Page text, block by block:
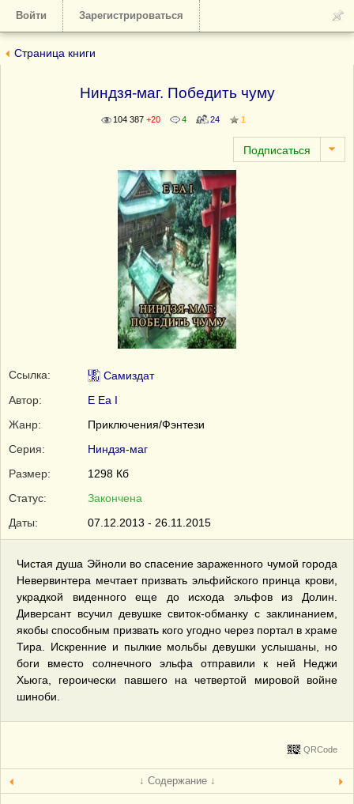
Войти Зарегистрироваться
Страница книги
Ниндзя-маг. Победить чуму
104 387 +20 4 24 1
Ссылка:
Самиздат
Автор:
E Ea I
Жанр:
Приключения/Фэнтези
Серия:
Ниндзя-маг
Размер:
1298 Кб
Статус:
Закончена
Даты:
07.12.2013 - 26.11.2015
Чистая душа Эйноли во спасение зараженного чумой города
Невервинтера мечтает призвать эльфийского принца крови,
украдкой виденного еще до исхода эльфов из Долин.
Диверсант всучил девушке свиток-обманку с заклинанием,
якобы способным призвать кого угодно через портал в храме
Тира. Искренние и пылкие мольбы девушки услышаны, но
боги вместо солнечного эльфа отправили к ней Неджи
Хьюга, героически павшего на четвертой мировой войне
шиноби.
QRCode
↓ Содержание ↓